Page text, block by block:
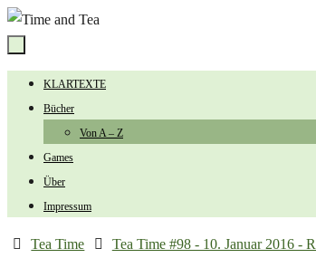
Zum
springen
Zum
Inhalt
KLARTEXTE
Bücher
Von A – Z
Games
Über
Impressum
StartTea Time Tea Time #98 - 10. Januar 2016 -